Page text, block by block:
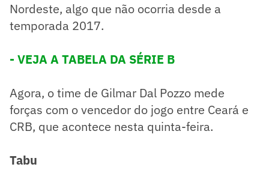
Nordeste, algo que não ocorria desde a
temporada 2017.
- VEJA A TABELA DA SÉRIE B
Agora, o time de Gilmar Dal Pozzo mede
forças com o vencedor do jogo entre Ceará e
CRB, que acontece nesta quinta-feira.
Tabu